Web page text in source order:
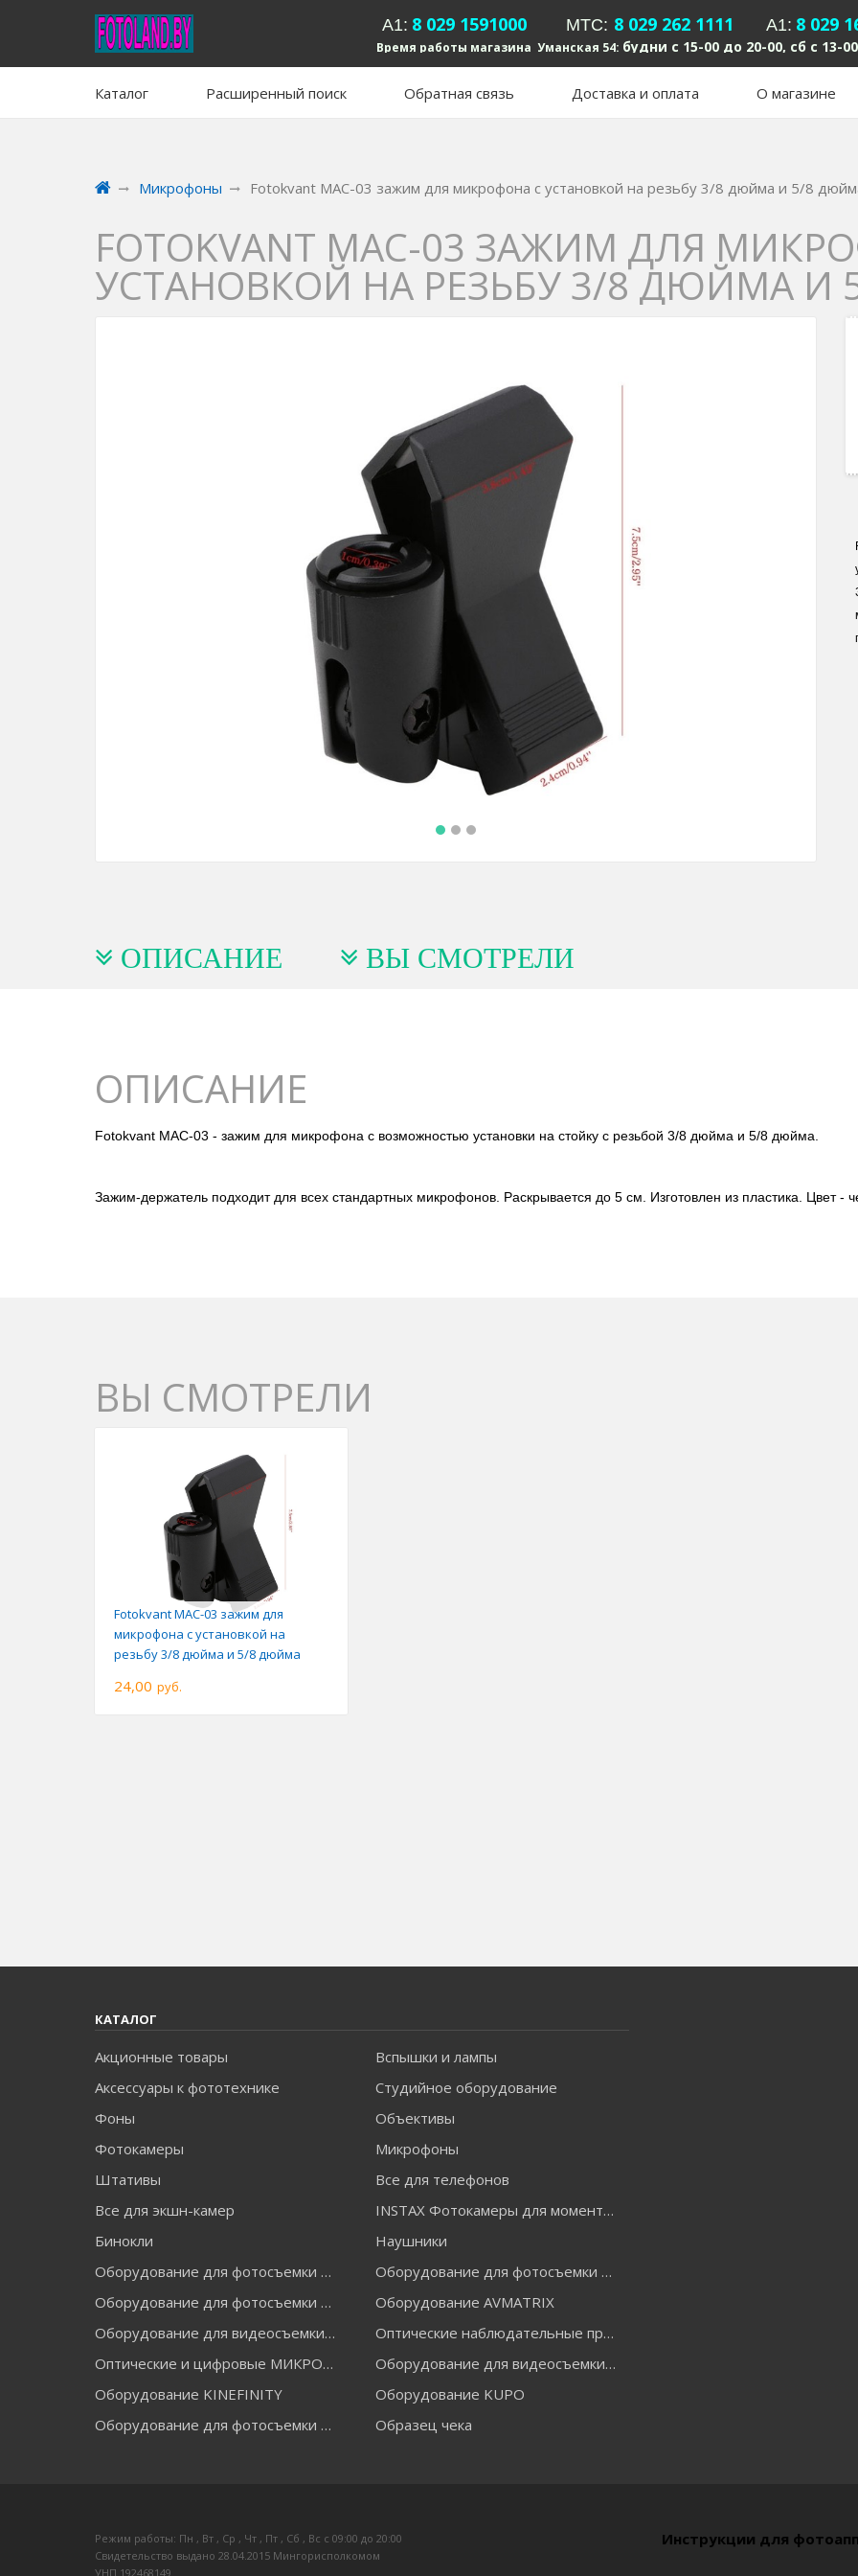
А1: 8 029 1591000 MTC: 8 029 262 1111 А1: 8 029
Время работы магазина Уманская 54: будни с 15-00 до 20-00, сб с 13-
вых
Каталог Расширенный поиск Обратная связь Доставка и оплата О магазине
Микрофоны Fotokvant MAC-03 зажим для микрофона с установкой на резьбу 3/8 дюйма и 5/8
FOTOKVANT MAC-03 ЗАЖИМ ДЛЯ
УСТАНОВКОЙ НА РЕЗЬБУ 3/8 ДЮЙМА
ОПИСАНИЕ ВЫ СМОТРЕЛИ
ОПИСАНИЕ
Fotokvant MAC-03 - зажим для микрофона с возможностью установки на стойку c резьбой 3/8 дюйма и 5/8 дюйма.
Зажим-держатель подходит для всех стандартных микрофонов. Раскрывается до 5 см. Изготовлен из пластика. Цвет -
ВЫ СМОТРЕЛИ
Fotokvant MAC-03 зажим для
микрофона с установкой на
резьбу 3/8 дюйма и 5/8 дюйма
24,00 руб.
КАТАЛОГ
Акционные товары
Вспышки и лампы
Аксессуары к фототехнике
Студийное оборудование
Фоны
Объективы
Фотокамеры
Микрофоны
Штативы
Все для телефонов
Все для экшн-камер
INSTAX Фотокамеры для моментальной печати и аксессуары
Бинокли
Наушники
Оборудование для фотосъемки FALCON EYES
Оборудование для фотосъемки GODOX
Оборудование для фотосъемки GRIFON
Оборудование AVMATRIX
Оборудование для видеосъемки GREENBEAN
Оптические наблюдательные приборы
Оптические и цифровые МИКРОСКОПЫ "МИКРОМЕД"
Оборудование для видеосъемки ACCSOON
Оборудование KINEFINITY
Оборудование KUPO
Оборудование для фотосъемки RAYLAB
Образец чека
Режим работы: Пн , Вт , Ср , Чт , Пт , Сб , Вс c 09:00 до 20:00
Свидетельство выдано 28.04.2015 Мингорисполкомом
УНП 192468149
Инструкции для